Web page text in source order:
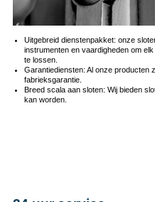
Uitgebreid dienstenpakket: onze
instrumenten en vaardigheden om
te lossen.
Garantiediensten: Al onze producten
fabrieksgarantie.
Breed scala aan sloten: Wij bieden
kan worden.